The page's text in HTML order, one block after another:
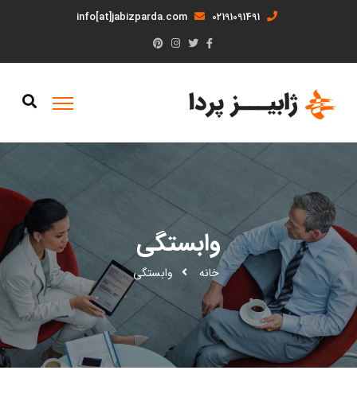
02191091491
info[at]jabizparda.com
وابستگی
خانه وابستگی